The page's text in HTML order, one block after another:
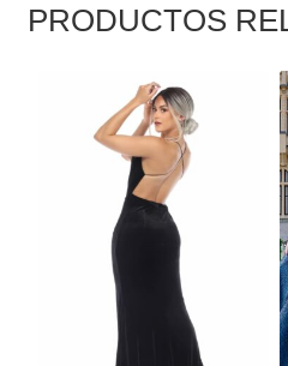
PRODUCTOS
PRODUCTO
TIENE
MÚLTIPLES
VARIANTES.
OPCIONES
PUEDEN